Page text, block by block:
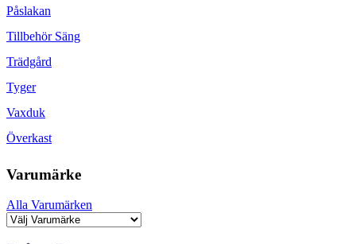
Påslakan
Tillbehör Säng
Trädgård
Tyger
Vaxduk
Överkast
Varumärke
Alla Varumärken